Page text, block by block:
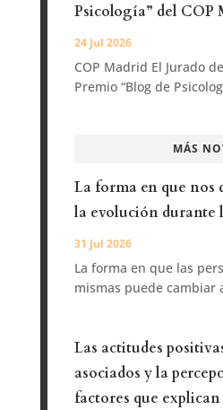
Psicología” del COP
24 Jul 2026
COP Madrid El Jurado
Premio “Blog de
MÁS
La forma en que nos
la evolución durante
31 Jul 2026
La forma en que las
mismas puede cambiar
Las actitudes
asociados y la
factores que